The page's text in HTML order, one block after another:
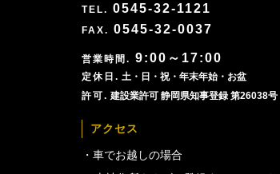
0545-32-1121
0545-32-0037
9:00～17:00
土・日・祝・年末年始・お盆
建設業許可 静岡県知事登録 第26038号
アクセス
車でお越しの場合